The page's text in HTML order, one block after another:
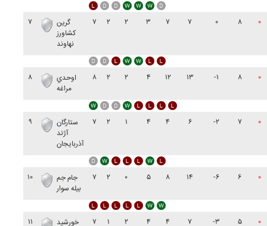
۷
گرين
کشاورز
نهاوند
۷ ۲ ۲ ۳ ۷ ۷ ۰ ۸ ۰
۸
اوحدي
مراغه
۸ ۲ ۲ ۴ ۱۲ ۱۳ -۱ ۸ ۰
۹
ستارگان
آژند
آذربايجان
۷ ۲ ۱ ۴ ۴ ۶ -۲ ۷ ۰
۱۰
جام جم
بيله سوار
۷ ۲ ۰ ۵ ۸ ۱۴ -۶ ۶ ۰
۱۱ خورشيد ۷ ۱ ۲ ۴ ۴ ۷ -۳ ۵ ۰